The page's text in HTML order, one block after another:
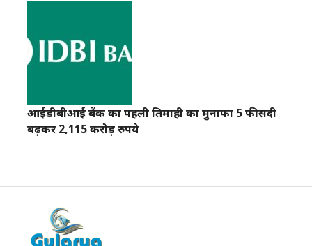
आईडीबीआई बैंक का पहली तिमाही का मुनाफा 5 फीसदी
बढ़कर 2,115 करोड़ रुपये